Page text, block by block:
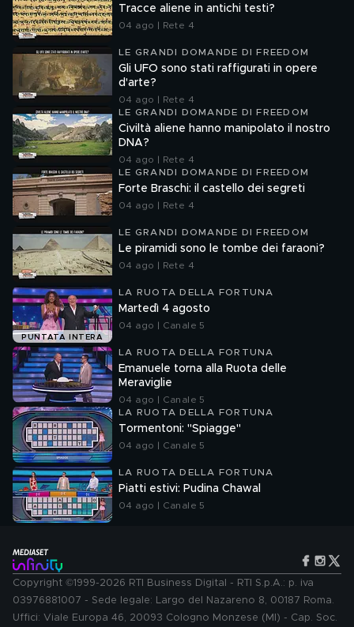
Tracce aliene in antichi testi?
04 ago | Rete 4
LE GRANDI DOMANDE DI FREEDOM
Gli UFO sono stati raffigurati in opere
d'arte?
04 ago | Rete 4
LE GRANDI DOMANDE DI FREEDOM
Civiltà aliene hanno manipolato il nostro
DNA?
04 ago | Rete 4
LE GRANDI DOMANDE DI FREEDOM
Forte Braschi: il castello dei segreti
04 ago | Rete 4
LE GRANDI DOMANDE DI FREEDOM
Le piramidi sono le tombe dei faraoni?
04 ago | Rete 4
PUNTATA INTERA
LA RUOTA DELLA FORTUNA
Martedì 4 agosto
04 ago | Canale 5
LA RUOTA DELLA FORTUNA
Emanuele torna alla Ruota delle
Meraviglie
04 ago | Canale 5
LA RUOTA DELLA FORTUNA
Tormentoni: "Spiagge"
04 ago | Canale 5
LA RUOTA DELLA FORTUNA
Piatti estivi: Pudina Chawal
04 ago | Canale 5
Copyright ©1999-2026 RTI Business Digital - RTI S.p.A.: p. iva
03976881007 - Sede legale: Largo del Nazareno 8, 00187 Roma.
Uffici: Viale Europa 46, 20093 Cologno Monzese (MI) - Cap. Soc.